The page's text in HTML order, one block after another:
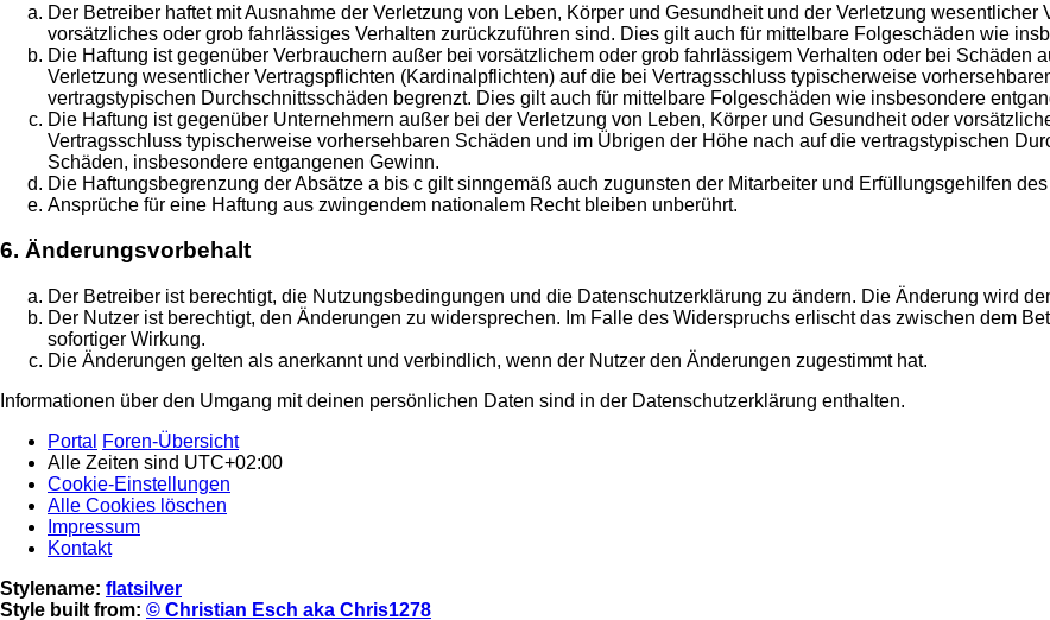
Der Betreiber haftet mit Ausnahme der Verletzung von Leben, Körper und Gesundheit und der Verletzung
vorsätzliches oder grob fahrlässiges Verhalten zurückzuführen sind. Dies gilt auch für mittelbare Folgeschäden wie
Die Haftung ist gegenüber Verbrauchern außer bei vorsätzlichem oder grob fahrlässigem Verhalten oder bei Schäden
Verletzung wesentlicher Vertragspflichten (Kardinalpflichten) auf die bei Vertragsschluss typischerweise
vertragstypischen Durchschnittsschäden begrenzt. Dies gilt auch für mittelbare Folgeschäden wie insbesondere
Die Haftung ist gegenüber Unternehmern außer bei der Verletzung von Leben, Körper und Gesundheit oder
Vertragsschluss typischerweise vorhersehbaren Schäden und im Übrigen der Höhe nach auf die vertragstypischen
Schäden, insbesondere entgangenen Gewinn.
Die Haftungsbegrenzung der Absätze a bis c gilt sinngemäß auch zugunsten der Mitarbeiter und Erfüllungsgehilfen
Ansprüche für eine Haftung aus zwingendem nationalem Recht bleiben unberührt.
6. Änderungsvorbehalt
Der Betreiber ist berechtigt, die Nutzungsbedingungen und die Datenschutzerklärung zu ändern. Die Änderung wird
Der Nutzer ist berechtigt, den Änderungen zu widersprechen. Im Falle des Widerspruchs erlischt das zwischen dem
sofortiger Wirkung.
Die Änderungen gelten als anerkannt und verbindlich, wenn der Nutzer den Änderungen zugestimmt hat.
Informationen über den Umgang mit deinen persönlichen Daten sind in der Datenschutzerklärung enthalten.
Portal
Foren-Übersicht
Alle Zeiten sind UTC+02:00
Cookie-Einstellungen
Alle Cookies löschen
Impressum
Kontakt
Stylename: flatsilver
Style built from: © Christian Esch aka Chris1278